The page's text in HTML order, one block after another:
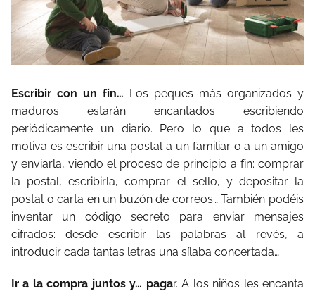
Escribir con un fin… Los peques más organizados y
maduros estarán encantados escribiendo
periódicamente un diario. Pero lo que a todos les
motiva es escribir una postal a un familiar o a un amigo
y enviarla, viendo el proceso de principio a fin: comprar
la postal, escribirla, comprar el sello, y depositar la
postal o carta en un buzón de correos… También podéis
inventar un código secreto para enviar mensajes
cifrados: desde escribir las palabras al revés, a
introducir cada tantas letras una sílaba concertada…
Ir a la compra juntos y… pagar. A los niños les encanta